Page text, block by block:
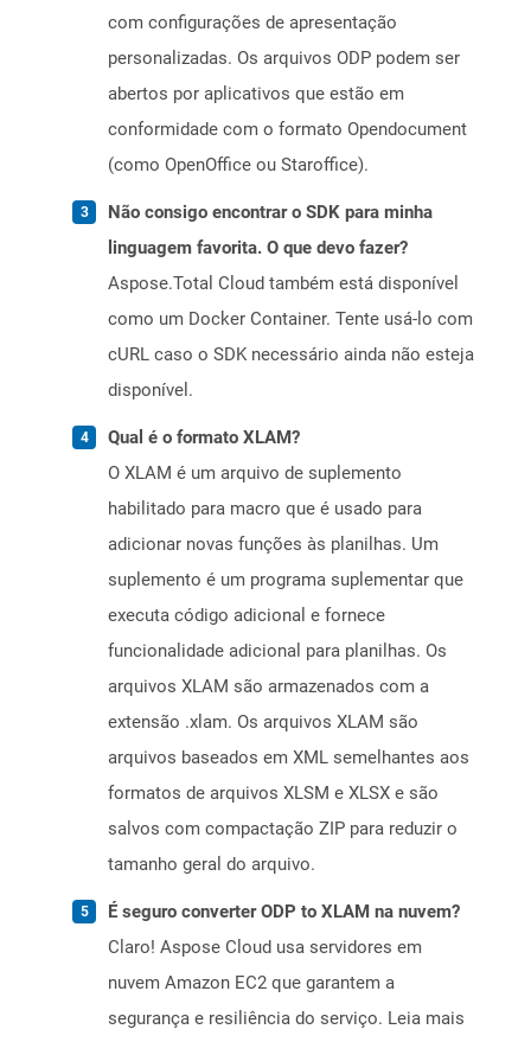
com configurações de apresentação
personalizadas. Os arquivos ODP podem ser
abertos por aplicativos que estão em
conformidade com o formato Opendocument
(como OpenOffice ou Staroffice).
Não consigo encontrar o SDK para minha
linguagem favorita. O que devo fazer?
Aspose.Total Cloud também está disponível
como um Docker Container. Tente usá-lo com
cURL caso o SDK necessário ainda não esteja
disponível.
Qual é o formato XLAM?
O XLAM é um arquivo de suplemento
habilitado para macro que é usado para
adicionar novas funções às planilhas. Um
suplemento é um programa suplementar que
executa código adicional e fornece
funcionalidade adicional para planilhas. Os
arquivos XLAM são armazenados com a
extensão .xlam. Os arquivos XLAM são
arquivos baseados em XML semelhantes aos
formatos de arquivos XLSM e XLSX e são
salvos com compactação ZIP para reduzir o
tamanho geral do arquivo.
É seguro converter ODP to XLAM na nuvem?
Claro! Aspose Cloud usa servidores em
nuvem Amazon EC2 que garantem a
segurança e resiliência do serviço. Leia mais